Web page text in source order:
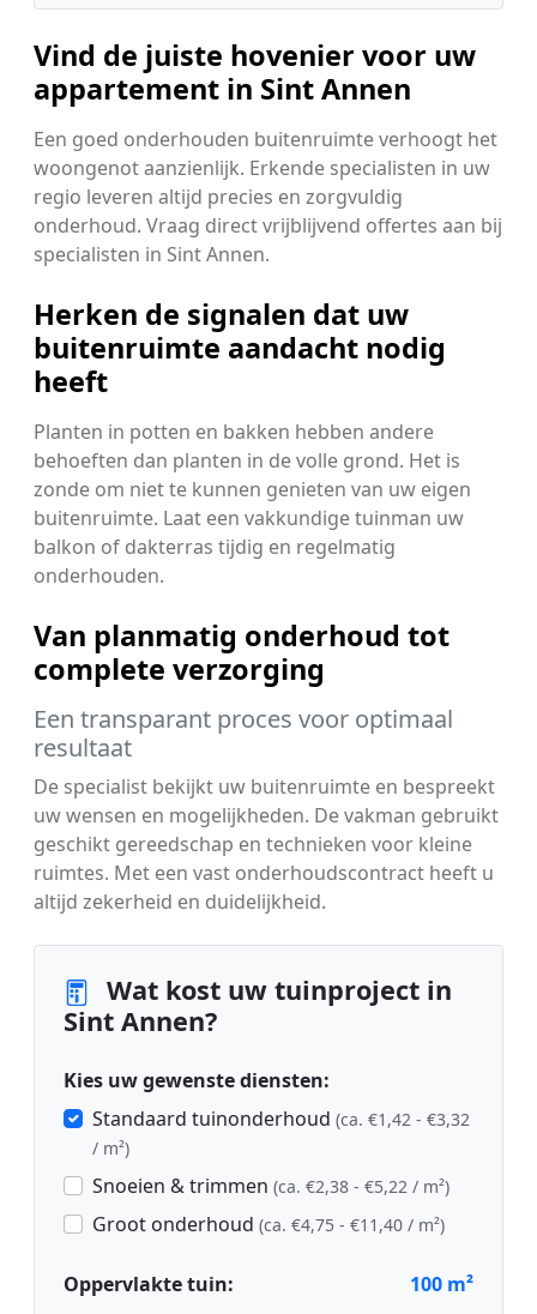
Vind de juiste hovenier voor uw
appartement in Sint Annen
Een goed onderhouden buitenruimte verhoogt het
woongenot aanzienlijk. Erkende specialisten in uw
regio leveren altijd precies en zorgvuldig
onderhoud. Vraag direct vrijblijvend offertes aan bij
specialisten in Sint Annen.
Herken de signalen dat uw
buitenruimte aandacht nodig
heeft
Planten in potten en bakken hebben andere
behoeften dan planten in de volle grond. Het is
zonde om niet te kunnen genieten van uw eigen
buitenruimte. Laat een vakkundige tuinman uw
balkon of dakterras tijdig en regelmatig
onderhouden.
Van planmatig onderhoud tot
complete verzorging
Een transparant proces voor optimaal
resultaat
De specialist bekijkt uw buitenruimte en bespreekt
uw wensen en mogelijkheden. De vakman gebruikt
geschikt gereedschap en technieken voor kleine
ruimtes. Met een vast onderhoudscontract heeft u
altijd zekerheid en duidelijkheid.
Wat kost uw tuinproject in
Sint Annen?
Kies uw gewenste diensten:
Standaard tuinonderhoud (ca. €1,42 - €3,32
/ m²)
Snoeien & trimmen (ca. €2,38 - €5,22 / m²)
Groot onderhoud (ca. €4,75 - €11,40 / m²)
Oppervlakte tuin: 100 m²